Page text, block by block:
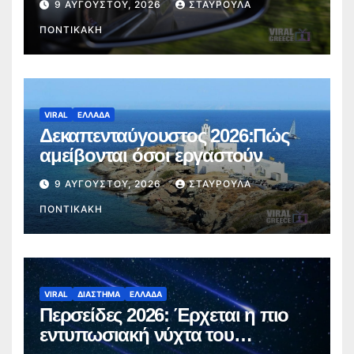
ταξίδι
9 ΑΥΓΟΎΣΤΟΥ, 2026 ΣΤΑΥΡΟΎΛΑ
ΠΟΝΤΙΚΆΚΗ
VIRAL ΕΛΛΑΔΑ
Δεκαπενταύγουστος 2026:Πώς
αμείβονται όσοι εργαστούν
9 ΑΥΓΟΎΣΤΟΥ, 2026 ΣΤΑΥΡΟΎΛΑ
ΠΟΝΤΙΚΆΚΗ
VIRAL ΔΙΑΣΤΗΜΑ ΕΛΛΑΔΑ
Περσείδες 2026: Έρχεται η πιο
εντυπωσιακή νύχτα του